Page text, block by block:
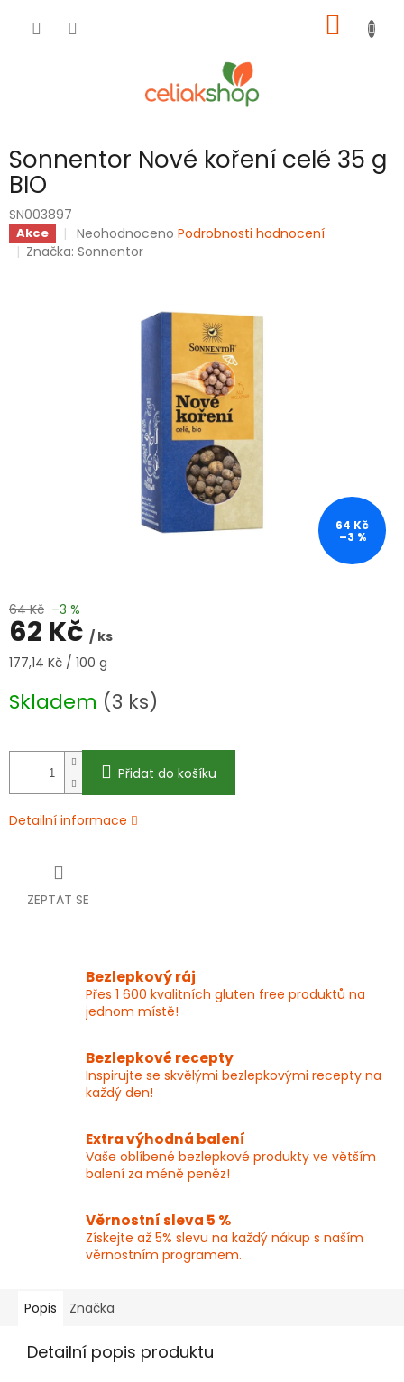
KOŠÍK
Sonnentor Nové koření celé 35 g
BIO
SN003897
Akce
Průměrné
hodnocení
Neohodnoceno Podrobnosti hodnocení
Značka:Sonnentor
64 Kč
–3 %
64 Kč –3 %
62 Kč / ks
Měrná
177,14 Kč / 100 g
Skladem (3 ks)
Přidat do košíku
Detailní informace
ZEPTAT SE
Bezlepkový ráj
Přes 1 600 kvalitních gluten free produktů na
jednom místě!
Bezlepkové recepty
Inspirujte se skvělými bezlepkovými recepty na
každý den!
Extra výhodná balení
Vaše oblíbené bezlepkové produkty ve větším
balení za méně peněz!
Věrnostní sleva 5 %
Získejte až 5% slevu na každý nákup s naším
věrnostním programem.
Popis Značka
Detailní popis produktu